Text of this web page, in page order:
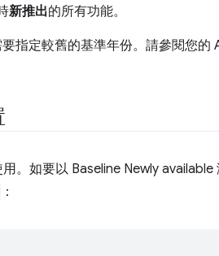
新推出的所有功能。
指定較舊的基準年份。請參閱您的
。如要以 Baseline Newly available
：